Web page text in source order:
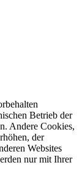
Betrieb der
Andere Cookies,
der
Websites
nur mit Ihrer